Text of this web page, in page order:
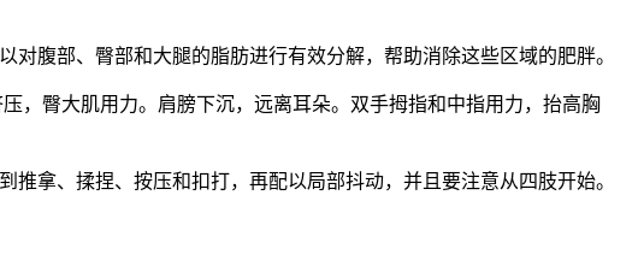
腹部、臀部和大腿的脂肪进行有效分解，帮助消除这些区域的肥胖。
，臀大肌用力。肩膀下沉，远离耳朵。双手拇指和中指用力，抬高胸
拿、揉捏、按压和扣打，再配以局部抖动，并且要注意从四肢开始。